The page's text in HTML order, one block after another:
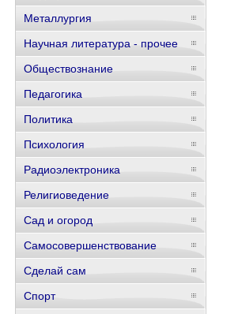
Металлургия
Научная литература - прочее
Обществознание
Педагогика
Политика
Психология
Радиоэлектроника
Религиоведение
Сад и огород
Самосовершенствование
Сделай сам
Спорт